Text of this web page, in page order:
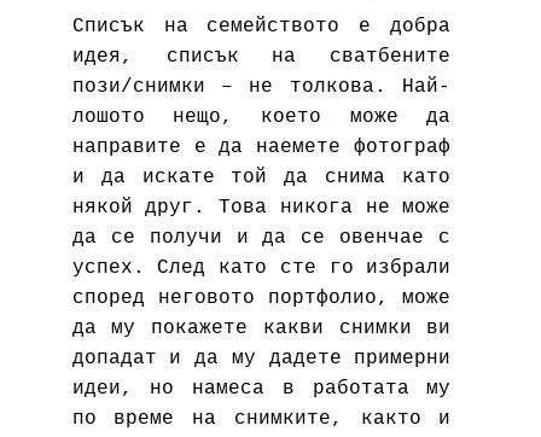
Списък на семейството е добра
идея, списък на сватбените
пози/снимки – не толкова. Най-
лошото нещо, което може да
направите е да наемете фотограф
и да искате той да снима като
някой друг. Това никога не може
да се получи и да се овенчае с
успех. След като сте го избрали
според неговото портфолио, може
да му покажете какви снимки ви
допадат и да му дадете примерни
идеи, но намеса в работата му
по време на снимките, както и